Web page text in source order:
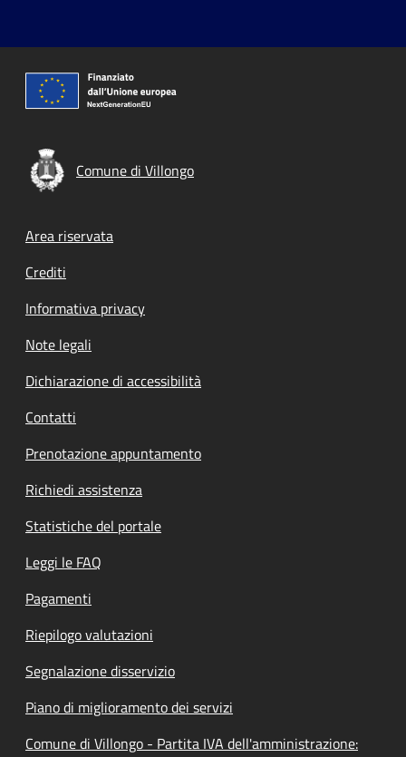
Comune di Villongo
Footer menu
Area riservata
Crediti
Informativa privacy
Note legali
Dichiarazione di accessibilità
Contatti
Prenotazione appuntamento
Richiedi assistenza
Statistiche del portale
Leggi le FAQ
Pagamenti
Riepilogo valutazioni
Segnalazione disservizio
Piano di miglioramento dei servizi
Comune di Villongo - Partita IVA dell'amministrazione: